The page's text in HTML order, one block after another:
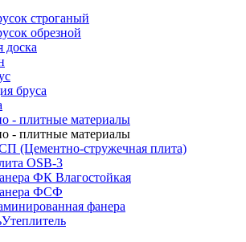
строганый
обрезной
доска
бруса
- плитные материалы
- плитные материалы
(Цементно-стружечная плита)
OSB-3
ФК Влагостойкая
ФСФ
фанера
Утеплитель